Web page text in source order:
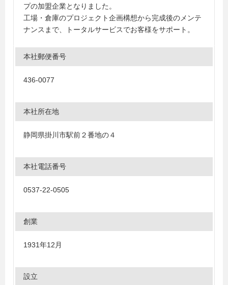
プの加盟企業となりました。
工場・倉庫のプロジェクト企画構想から完成後のメンテ
ナンスまで、トータルサービスでお客様をサポート。
本社郵便番号
436-0077
本社所在地
静岡県掛川市駅前２番地の４
本社電話番号
0537-22-0505
創業
1931年12月
設立